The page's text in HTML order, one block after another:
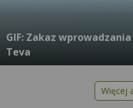
GIF: Zakaz
Teva
Więcej